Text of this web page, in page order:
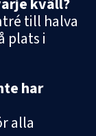
till halva
plats i
har
alla